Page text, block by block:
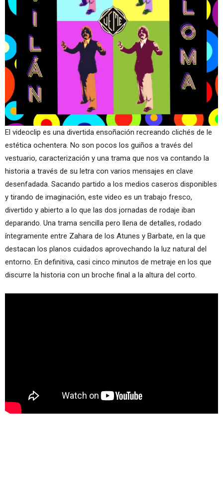
El videoclip es una divertida ensoñación recreando clichés de le
estética ochentera. No son pocos los guiños a través del
vestuario, caracterización y una trama que nos va contando la
historia a través de su letra con varios mensajes en clave
desenfadada. Sacando partido a los medios caseros disponibles
y tirando de imaginación, este video es un trabajo fresco,
divertido y abierto a lo que las dos jornadas de rodaje iban
deparando. Una trama sencilla pero llena de detalles, rodado
íntegramente entre Zahara de los Atunes y Barbate, en la que
destacan los planos cuidados aprovechando la luz natural del
entorno. En definitiva, casi cinco minutos de metraje en los que
discurre la historia con un broche final a la altura del corto.